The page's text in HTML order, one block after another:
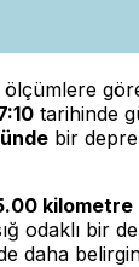
ölçümlere
tarihinde
bir
kilometre
odaklı bir
daha